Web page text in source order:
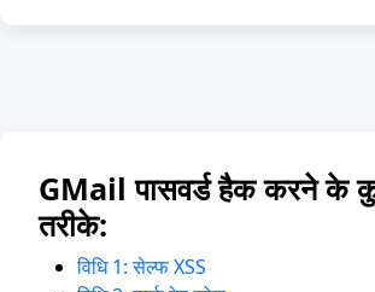
GMail पासवर्ड हैक करने के
तरीके:
विधि 1: सेल्फ XSS